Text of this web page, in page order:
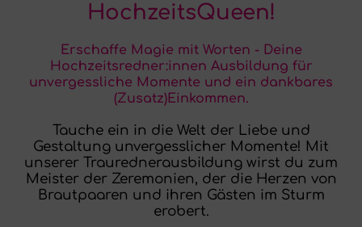
HochzeitsQueen!
Erschaffe Magie mit Worten - Deine
Hochzeitsredner:innen Ausbildung für
unvergessliche Momente und ein dankbares
(Zusatz)Einkommen.
Tauche ein in die Welt der Liebe und
Gestaltung unvergesslicher Momente! Mit
unserer Traurednerausbildung wirst du zum
Meister der Zeremonien, der die Herzen von
Brautpaaren und ihren Gästen im Sturm
erobert.